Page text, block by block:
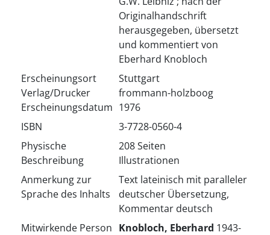
Originalhandschrift
herausgegeben, übersetzt
und kommentiert von
Eberhard Knobloch
Erscheinungsort
Verlag/Drucker
Erscheinungsdatum
Stuttgart
frommann-holzboog
1976
ISBN
3-7728-0560-4
Physische
Beschreibung
208 Seiten
Illustrationen
Anmerkung zur
Sprache des Inhalts
Text lateinisch mit paralleler
deutscher Übersetzung,
Kommentar deutsch
Mitwirkende Person Knobloch, Eberhard 1943-